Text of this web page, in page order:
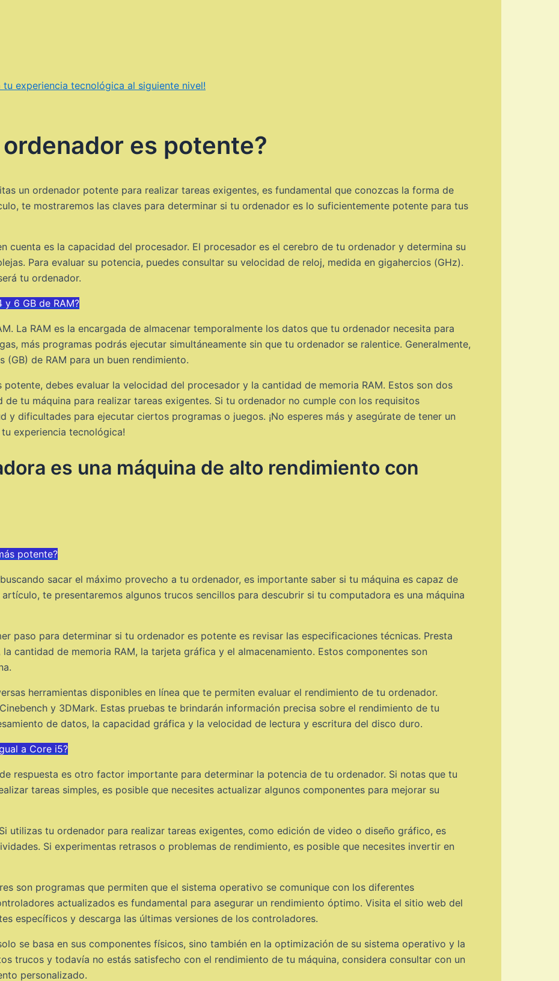
experiencia tecnológica al siguiente nivel!
es potente?
un ordenador potente para realizar tareas exigentes, es fundamental que conozcas la forma de
te mostraremos las claves para determinar si tu ordenador es lo suficientemente potente para tus
cuenta es la capacidad del procesador. El procesador es el cerebro de tu ordenador y determina su
Para evaluar su potencia, puedes consultar su velocidad de reloj, medida en gigahercios (GHz).
tu ordenador.
y 6 GB de RAM?
La RAM es la encargada de almacenar temporalmente los datos que tu ordenador necesita para
más programas podrás ejecutar simultáneamente sin que tu ordenador se ralentice. Generalmente,
de RAM para un buen rendimiento.
debes evaluar la velocidad del procesador y la cantidad de memoria RAM. Estos son dos
tu máquina para realizar tareas exigentes. Si tu ordenador no cumple con los requisitos
y dificultades para ejecutar ciertos programas o juegos. ¡No esperes más y asegúrate de tener un
experiencia tecnológica!
es una máquina de alto rendimiento con
potente?
sacar el máximo provecho a tu ordenador, es importante saber si tu máquina es capaz de
te presentaremos algunos trucos sencillos para descubrir si tu computadora es una máquina
paso para determinar si tu ordenador es potente es revisar las especificaciones técnicas. Presta
cantidad de memoria RAM, la tarjeta gráfica y el almacenamiento. Estos componentes son
herramientas disponibles en línea que te permiten evaluar el rendimiento de tu ordenador.
y 3DMark. Estas pruebas te brindarán información precisa sobre el rendimiento de tu
de datos, la capacidad gráfica y la velocidad de lectura y escritura del disco duro.
a Core i5?
respuesta es otro factor importante para determinar la potencia de tu ordenador. Si notas que tu
tareas simples, es posible que necesites actualizar algunos componentes para mejorar su
utilizas tu ordenador para realizar tareas exigentes, como edición de video o diseño gráfico, es
Si experimentas retrasos o problemas de rendimiento, es posible que necesites invertir en
son programas que permiten que el sistema operativo se comunique con los diferentes
actualizados es fundamental para asegurar un rendimiento óptimo. Visita el sitio web del
específicos y descarga las últimas versiones de los controladores.
se basa en sus componentes físicos, sino también en la optimización de su sistema operativo y la
trucos y todavía no estás satisfecho con el rendimiento de tu máquina, considera consultar con un
personalizado.